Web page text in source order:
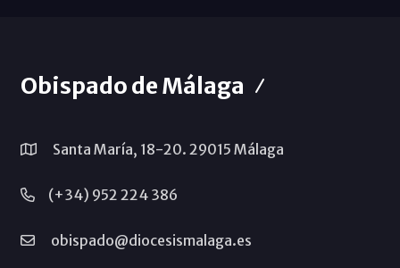
Obispado de Málaga
Santa María, 18-20. 29015 Málaga
(+34) 952 224 386
obispado@diocesismalaga.es